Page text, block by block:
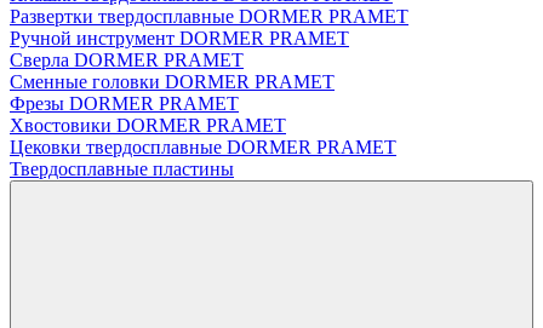
Развертки твердосплавные DORMER PRAMET
Ручной инструмент DORMER PRAMET
Сверла DORMER PRAMET
Сменные головки DORMER PRAMET
Фрезы DORMER PRAMET
Хвостовики DORMER PRAMET
Цековки твердосплавные DORMER PRAMET
Твердосплавные пластины